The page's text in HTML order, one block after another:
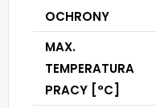
OCHRONY
MAX.
TEMPERATURA
PRACY [°C]